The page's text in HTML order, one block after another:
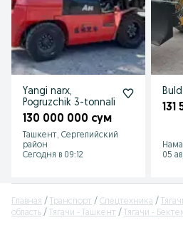
Yangi narx,
Pogruzchik 3-tonnali
130 000 000 сум
Ташкент, Сергелийский
район
Сегодня в 09:12
05
Главная Транспорт Спецтехника
область
Тягачи - Ташкент Тягачи -